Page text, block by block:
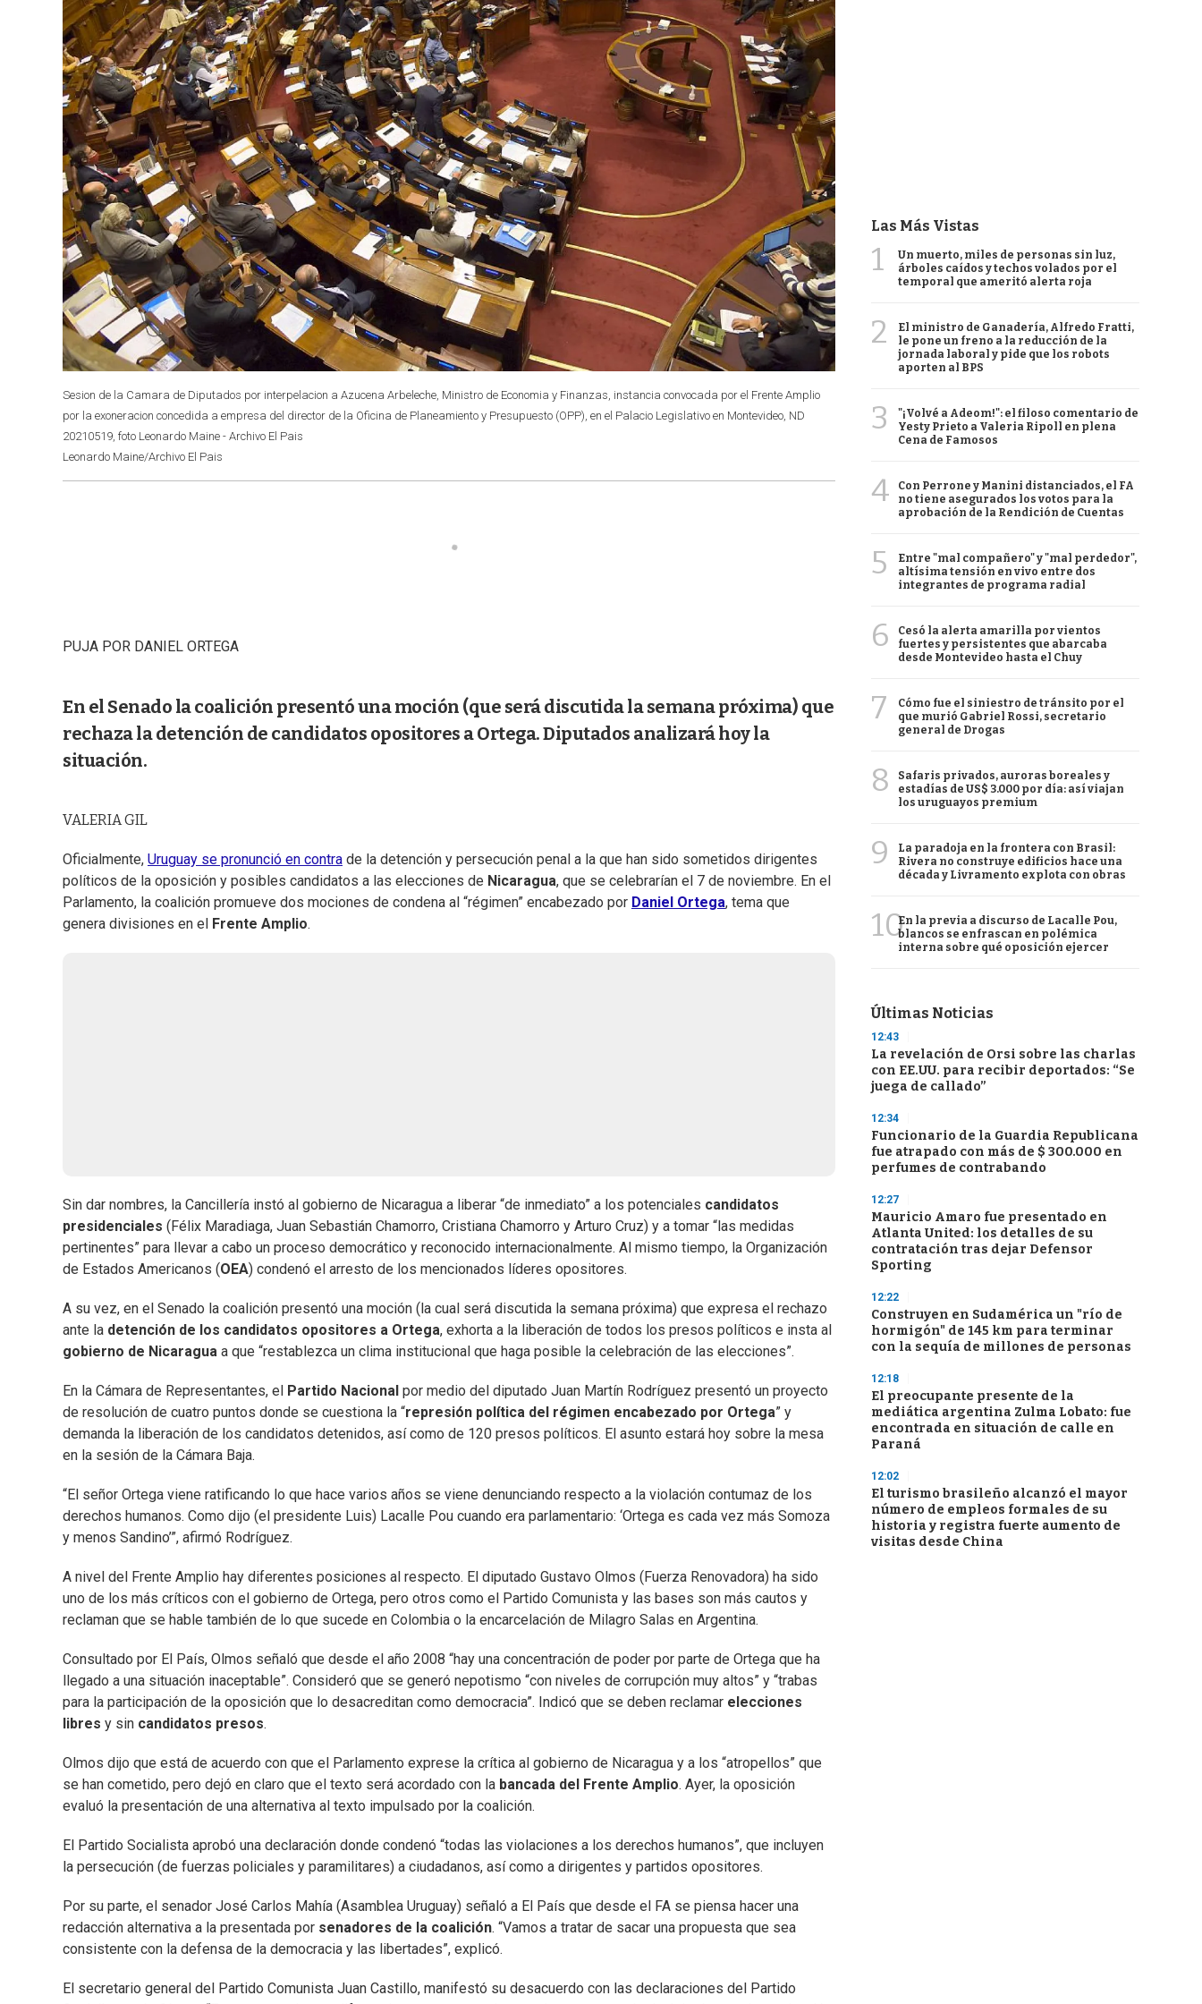
Sesion de la Camara de Diputados por interpelacion a Azucena Arbeleche, Ministro de Economia y Finanzas, instancia convocada por el Frente Amplio
por la exoneracion concedida a empresa del director de la Oficina de Planeamiento y Presupuesto (OPP), en el Palacio Legislativo en Montevideo, ND
20210519, foto Leonardo Maine - Archivo El Pais
Leonardo Maine/Archivo El Pais
PUJA POR DANIEL ORTEGA
En el Senado la coalición presentó una moción (que será discutida la semana próxima) que
rechaza la detención de candidatos opositores a Ortega. Diputados analizará hoy la
situación.
VALERIA GIL
Oficialmente, Uruguay se pronunció en contra de la detención y persecución penal a la que han sido sometidos dirigentes
políticos de la oposición y posibles candidatos a las elecciones de Nicaragua, que se celebrarían el 7 de noviembre. En el
Parlamento, la coalición promueve dos mociones de condena al “régimen” encabezado por Daniel Ortega, tema que
genera divisiones en el
Frente Amplio.
Sin dar nombres, la Cancillería instó al gobierno de Nicaragua a liberar “de inmediato” a los potenciales candidatos
presidenciales (Félix Maradiaga, Juan Sebastián Chamorro, Cristiana Chamorro y Arturo Cruz) y a tomar “las medidas
pertinentes” para llevar a cabo un proceso democrático y reconocido internacionalmente. Al mismo tiempo, la Organización
de Estados Americanos (OEA) condenó el arresto de los mencionados líderes opositores.
A su vez, en el Senado la coalición presentó una moción (la cual será discutida la semana próxima) que expresa el rechazo
ante la detención de los candidatos opositores a Ortega, exhorta a la liberación de todos los presos políticos e insta al
gobierno de Nicaragua a que “restablezca un clima institucional que haga posible la celebración de las elecciones”.
En la Cámara de Representantes, el Partido Nacional por medio del diputado Juan Martín Rodríguez presentó un proyecto
de resolución de cuatro puntos donde se cuestiona la “represión política del régimen encabezado por Ortega” y
demanda la liberación de los candidatos detenidos, así como de 120 presos políticos. El asunto estará hoy sobre la mesa
en la sesión de la Cámara Baja.
“El señor Ortega viene ratificando lo que hace varios años se viene denunciando respecto a la violación contumaz de los
derechos humanos. Como dijo (el presidente Luis) Lacalle Pou cuando era parlamentario: ‘Ortega es cada vez más Somoza
y menos Sandino’”, afirmó Rodríguez.
A nivel del Frente Amplio hay diferentes posiciones al respecto. El diputado Gustavo Olmos (Fuerza Renovadora) ha sido
uno de los más críticos con el gobierno de Ortega, pero otros como el Partido Comunista y las bases son más cautos y
reclaman que se hable también de lo que sucede en Colombia o la encarcelación de Milagro Salas en Argentina.
Consultado por El País, Olmos señaló que desde el año 2008 “hay una concentración de poder por parte de Ortega que ha
llegado a una situación inaceptable”. Consideró que se generó nepotismo “con niveles de corrupción muy altos” y “trabas
para la participación de la oposición que lo desacreditan como democracia”. Indicó que se deben reclamar elecciones
libres y sin candidatos presos.
Olmos dijo que está de acuerdo con que el Parlamento exprese la crítica al gobierno de Nicaragua y a los “atropellos” que
se han cometido, pero dejó en claro que el texto será acordado con la bancada del Frente Amplio. Ayer, la oposición
evaluó la presentación de una alternativa al texto impulsado por la coalición.
El Partido Socialista aprobó una declaración donde condenó “todas las violaciones a los derechos humanos”, que incluyen
la persecución (de fuerzas policiales y paramilitares) a ciudadanos, así como a dirigentes y partidos opositores.
Por su parte, el senador José Carlos Mahía (Asamblea Uruguay) señaló a El País que desde el FA se piensa hacer una
redacción alternativa a la presentada por senadores de la coalición. “Vamos a tratar de sacar una propuesta que sea
consistente con la defensa de la democracia y las libertades”, explicó.
El secretario general del Partido Comunista Juan Castillo, manifestó su desacuerdo con las declaraciones del Partido
Las Más Vistas
1
Un muerto, miles de personas sin luz,
árboles caídos y techos volados por el
temporal que ameritó alerta roja
2
El ministro de Ganadería, Alfredo Fratti,
le pone un freno a la reducción de la
jornada laboral y pide que los robots
aporten al BPS
3
"¡Volvé a Adeom!": el filoso comentario de
Yesty Prieto a Valeria Ripoll en plena
Cena de Famosos
4
Con Perrone y Manini distanciados, el FA
no tiene asegurados los votos para la
aprobación de la Rendición de Cuentas
5
Entre "mal compañero" y "mal perdedor",
altísima tensión en vivo entre dos
integrantes de programa radial
6
Cesó la alerta amarilla por vientos
fuertes y persistentes que abarcaba
desde Montevideo hasta el Chuy
7
Cómo fue el siniestro de tránsito por el
que murió Gabriel Rossi, secretario
general de Drogas
8
Safaris privados, auroras boreales y
estadías de US$ 3.000 por día: así viajan
los uruguayos premium
9
La paradoja en la frontera con Brasil:
Rivera no construye edificios hace una
década y Livramento explota con obras
10En la previa a discurso de Lacalle Pou,
blancos se enfrascan en polémica
interna sobre qué oposición ejercer
Últimas Noticias
12:43
La revelación de Orsi sobre las charlas
con EE.UU. para recibir deportados: “Se
juega de callado”
12:34
Funcionario de la Guardia Republicana
fue atrapado con más de $ 300.000 en
perfumes de contrabando
12:27
Mauricio Amaro fue presentado en
Atlanta United: los detalles de su
contratación tras dejar Defensor
Sporting
12:22
Construyen en Sudamérica un "río de
hormigón" de 145 km para terminar
con la sequía de millones de personas
12:18
El preocupante presente de la
mediática argentina Zulma Lobato: fue
encontrada en situación de calle en
Paraná
12:02
El turismo brasileño alcanzó el mayor
número de empleos formales de su
historia y registra fuerte aumento de
visitas desde China